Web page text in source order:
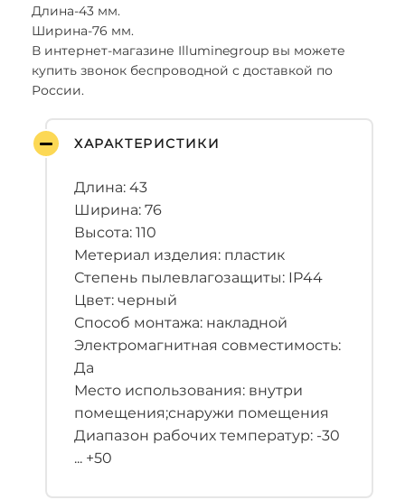
Длина-43 мм.
Ширина-76 мм.
В интернет-магазине Illuminegroup вы можете
купить звонок беспроводной с доставкой по
России.
ХАРАКТЕРИСТИКИ
Длина: 43
Ширина: 76
Высота: 110
Метериал изделия: пластик
Степень пылевлагозащиты: IP44
Цвет: черный
Способ монтажа: накладной
Электромагнитная совместимость:
Да
Место использования: внутри
помещения;снаружи помещения
Диапазон рабочих температур: -30
... +50